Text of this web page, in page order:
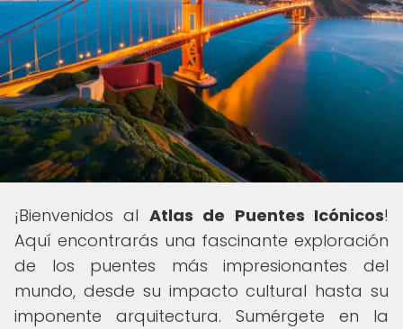
¡Bienvenidos al Atlas de Puentes Icónicos!
Aquí encontrarás una fascinante exploración
de los puentes más impresionantes del
mundo, desde su impacto cultural hasta su
imponente arquitectura. Sumérgete en la